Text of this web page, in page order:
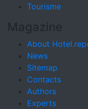
Tourisme
Magazine
About
News
Sitemap
Contacts
Authors
Experts